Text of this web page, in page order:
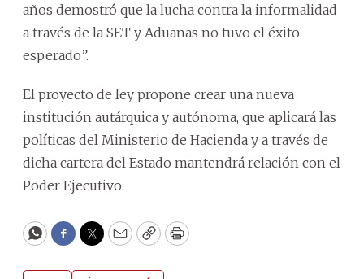
años demostró que la lucha contra la informalidad
a través de la SET y Aduanas no tuvo el éxito
esperado”.
El proyecto de ley propone crear una nueva
institución autárquica y autónoma, que aplicará las
políticas del Ministerio de Hacienda y a través de
dicha cartera del Estado mantendrá relación con el
Poder Ejecutivo.
WhatsApp
Facebook
Twitter
EmailCopyPrint